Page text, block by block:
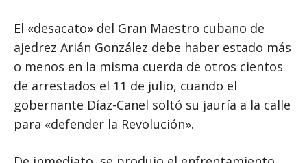
El «desacato» del Gran Maestro cubano de
ajedrez Arián González debe haber estado más
o menos en la misma cuerda de otros cientos
de arrestados el 11 de julio, cuando el
gobernante Díaz-Canel soltó su jauría a la calle
para «defender la Revolución».